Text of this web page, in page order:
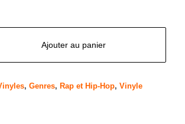
Ajouter au panier
, Genres, Rap et Hip-Hop, Vinyle